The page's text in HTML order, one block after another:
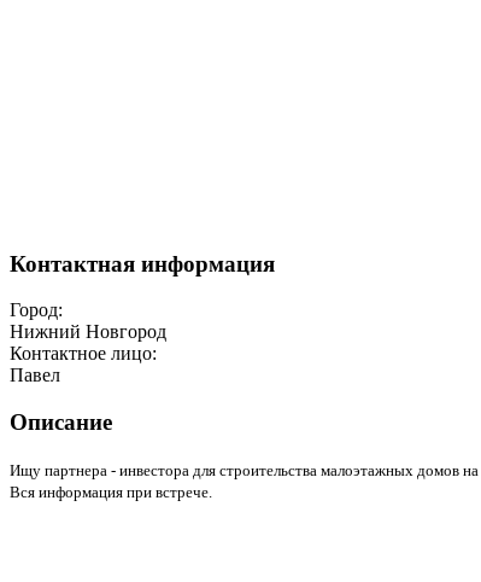
Контактная информация
Город:
Нижний Новгород
Контактное лицо:
Павел
Описание
Ищу партнера - инвестора для строительства малоэтажных домов
Вся информация при встрече.